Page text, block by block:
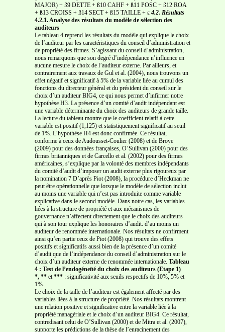
MAJOR) + ß9 DETTE + ß10 CAHF + ß11 POSC + ß12 ROA
+ ß13 CROISS + ß14 SECT + ß15 TAILLE + ε 4.2. Résultats
4.2.1. Analyse des résultats du modèle de sélection des
auditeurs
Le tableau 4 reprend les résultats du modèle qui explique le choix
de l’auditeur par les caractéristiques du conseil d’administration et
de propriété des firmes. S’agissant du conseil d’administration,
nous remarquons que son degré d’indépendance n’influence en
aucune mesure le choix de l’auditeur externe. Par ailleurs, et
contrairement aux travaux de Gul et al. (2004), nous trouvons un
effet négatif et significatif à 5% de la variable liée au cumul des
fonctions du directeur général et du président du conseil sur le
choix d’un auditeur BIG4, ce qui nous permet d’infirmer notre
hypothèse H3. La présence d’un comité d’audit indépendant est
une variable déterminante du choix des auditeurs de grande taille.
La lecture du tableau montre que le coefficient relatif à cette
variable est positif (1,125) et statistiquement significatif au seuil
de 1%. L’hypothèse H4 est donc confirmée. Ce résultat,
conforme à ceux de Audousset-Coulier (2008) et de Broye
(2009) pour des données françaises, O’Sullivan (2000) pour des
firmes britanniques et de Carcello et al. (2002) pour des firmes
américaines, s’explique par la volonté des membres indépendants
du comité d’audit d’imposer un audit externe plus rigoureux par
la nomination 7 D’après Piot (2008), la procédure d’Heckman ne
peut être opérationnelle que lorsque le modèle de sélection inclut
au moins une variable qui n’est pas introduite comme variable
explicative dans le second modèle. Dans notre cas, les variables
liées à la structure de propriété et aux mécanismes de
gouvernance n’affectent directement que le choix des auditeurs
qui à son tour explique les honoraires d’audit. d’au moins un
auditeur de renommée internationale. Nos résultats ne confirment
ainsi qu’en partie ceux de Piot (2008) qui trouve des effets
positifs et significatifs aussi bien de la présence d’un comité
d’audit que de l’indépendance du conseil d’administration sur le
choix d’un auditeur externe de renommée internationale. Tableau
4 : Test de l’endogéneïté du choix des auditeurs (Etape 1)
*, ** et*** : significativité aux seuils respectifs de 10%, 5% et
1%.
Le choix de la taille de l’auditeur est également affecté par des
variables liées à la structure de propriété. Nos résultats montrent
une relation positive et significative entre la variable liée à la
propriété managériale et le choix d’un auditeur BIG4. Ce résultat,
contredisant celui de O’Sullivan (2000) et de Mitra et al. (2007),
supporte les prédictions de la thèse de l’enracinement des